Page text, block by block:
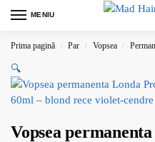
MENIU
Prima pagină / Par / Vopsea /
🔍
Vopsea